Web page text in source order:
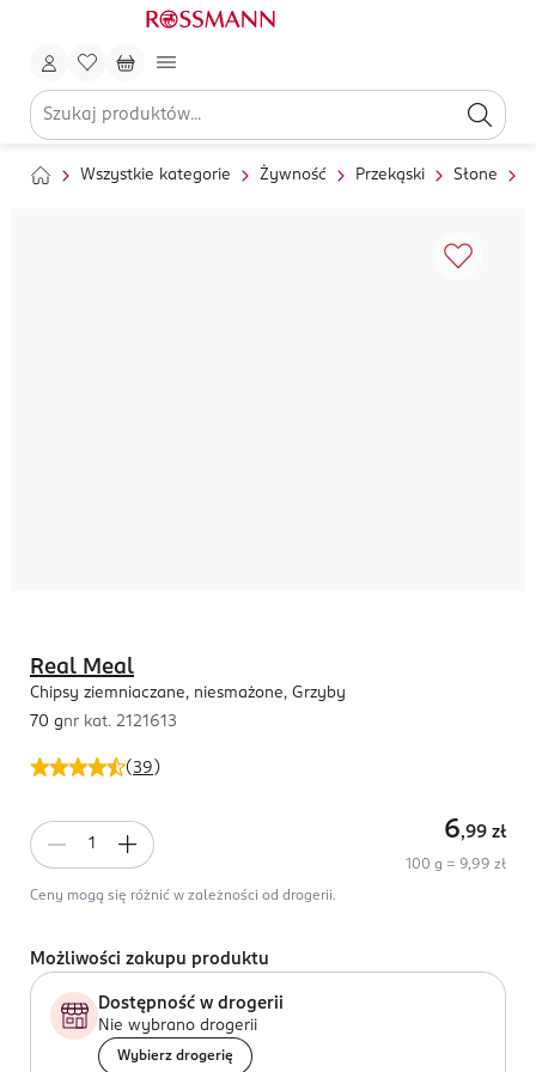
Wszystkie kategorie Żywność Przekąski Słone
(39 )
Real Meal
Chipsy ziemniaczane, niesmażone, Grzyby
70 gnr kat. 2121613
6,99 zł
100 g = 9,99 zł
Ceny mogą się różnić w zależności od drogerii.
Możliwości zakupu produktu
Dostępność w drogerii
Nie wybrano drogerii
Wybierz drogerię